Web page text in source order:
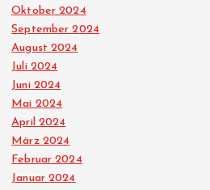
Oktober 2024
September 2024
August 2024
Juli 2024
Juni 2024
Mai 2024
April 2024
März 2024
Februar 2024
Januar 2024